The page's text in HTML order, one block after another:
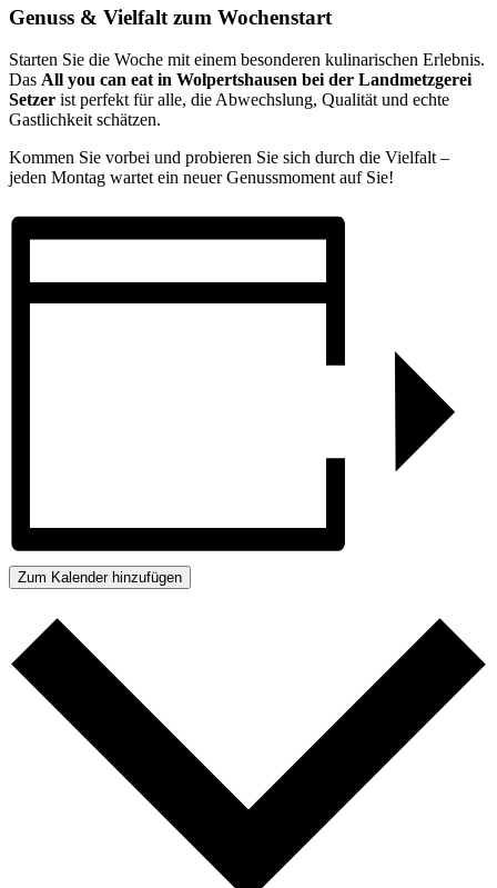
Genuss & Vielfalt zum Wochenstart
Starten Sie die Woche mit einem besonderen kulinarischen Erlebnis.
Das All you can eat in Wolpertshausen bei der Landmetzgerei
Setzer ist perfekt für alle, die Abwechslung, Qualität und echte
Gastlichkeit schätzen.
Kommen Sie vorbei und probieren Sie sich durch die Vielfalt –
jeden Montag wartet ein neuer Genussmoment auf Sie!
Zum Kalender hinzufügen